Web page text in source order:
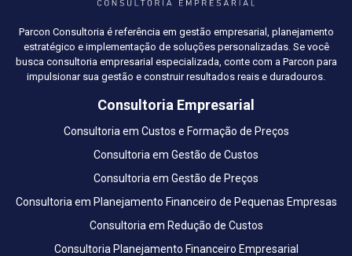
Parcon Consultoria é referência em gestão empresarial, planejamento
estratégico e implementação de soluções personalizadas. Se você
busca consultoria empresarial especializada, conte com a Parcon para
impulsionar sua gestão e construir resultados reais e duradouros.
Consultoria Empresarial
Consultoria em Custos e Formação de Preços
Consultoria em Gestão de Custos
Consultoria em Gestão de Preços
Consultoria em Planejamento Financeiro de Pequenas Empresas
Consultoria em Redução de Custos
Consultoria Planejamento Financeiro Empresarial